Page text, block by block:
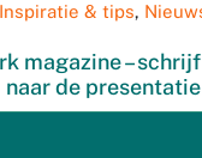
Inspiratie & tips,
magazine –
naar de presentatie